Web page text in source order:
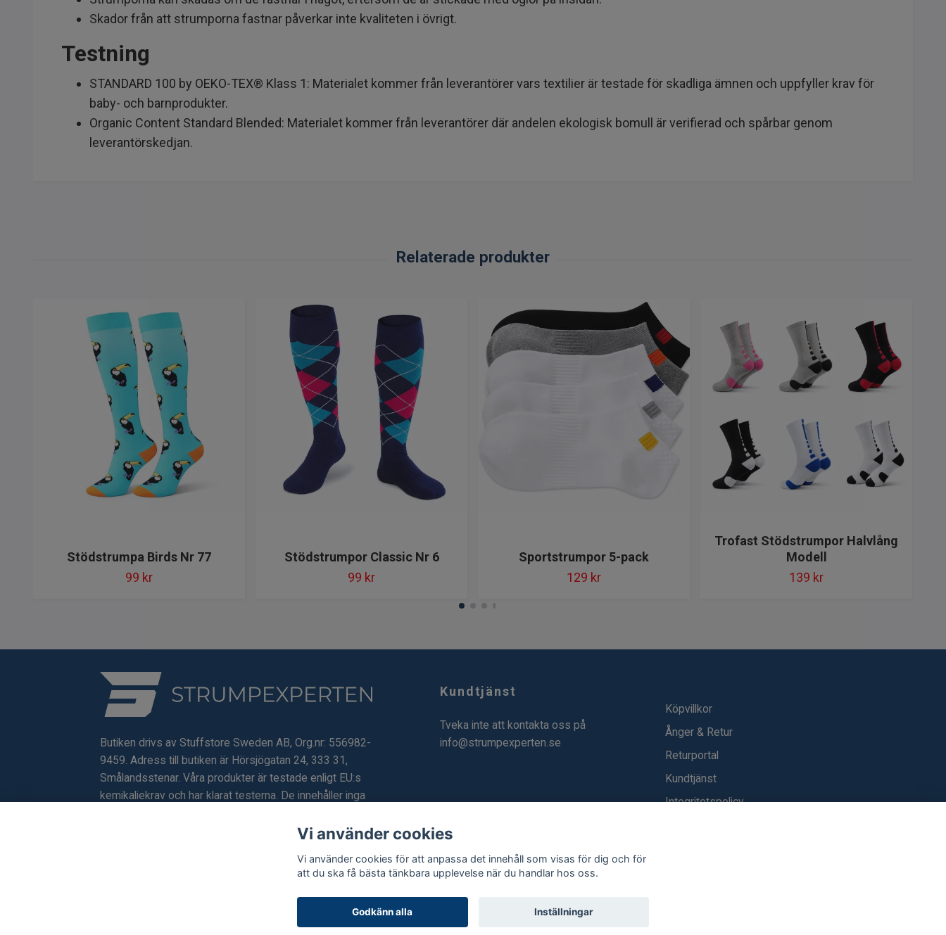
Skador från att strumporna fastnar påverkar inte kvaliteten i övrigt.
Testning
STANDARD 100 by OEKO-TEX® Klass 1: Materialet kommer från leverantörer vars textilier är testade för skadliga ämnen och uppfyller krav för
baby- och barnprodukter.
Organic Content Standard Blended: Materialet kommer från leverantörer där andelen ekologisk bomull är verifierad och spårbar genom
leverantörskedjan.
Stödstrumpa Birds Nr 77
99 kr
Stödstrumpor Classic Nr 6
99 kr
Sportstrumpor 5-pack
129 kr
Trofast Stödstrumpor Halvlång
Modell
139 kr
Butiken drivs av Stuffstore Sweden AB, Org.nr: 556982-
9459. Adress till butiken är Hörsjögatan 24, 333 31,
Smålandsstenar. Våra produkter är testade enligt EU:s
kemikaliekrav och har klarat testerna. De innehåller inga
Kundtjänst
Tveka inte att kontakta oss på
info@strumpexperten.se
Köpvillkor
Ånger & Retur
Returportal
Kundtjänst
Integritetspolicy
Vi använder cookies
Vi använder cookies för att anpassa det innehåll som visas för dig och för
att du ska få bästa tänkbara upplevelse när du handlar hos oss.
Godkänn alla Inställningar